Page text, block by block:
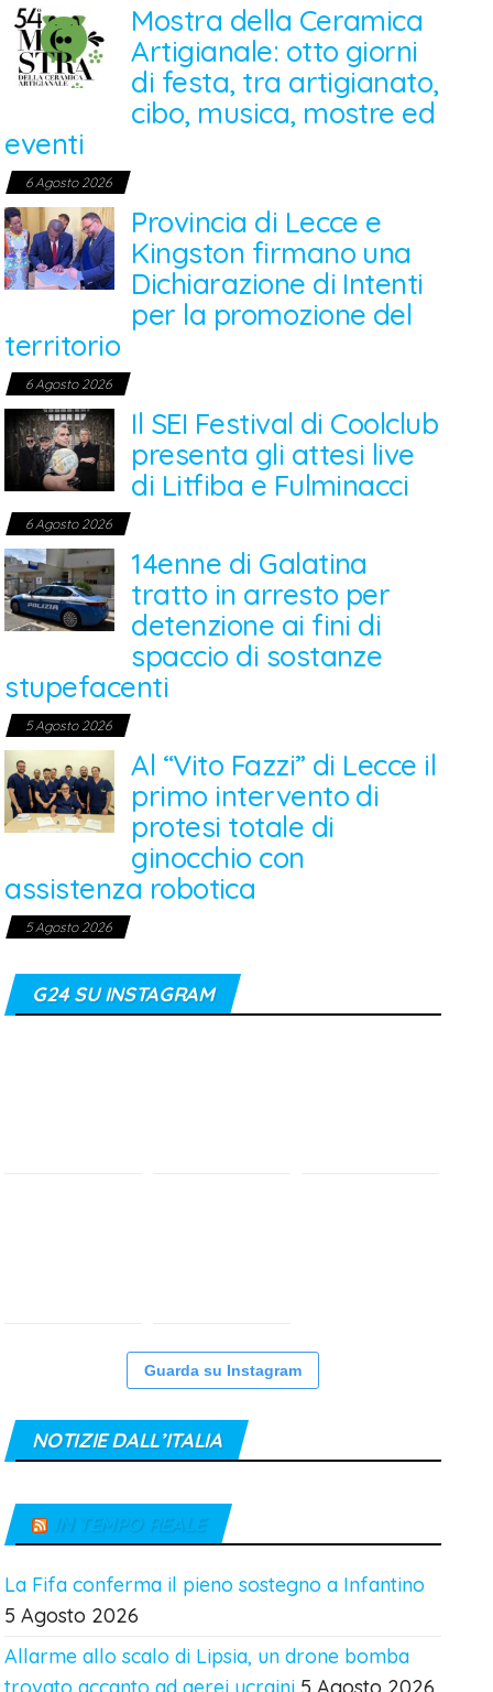
Mostra della Ceramica
Artigianale: otto giorni
di festa, tra artigianato,
cibo, musica, mostre ed
eventi
6 Agosto 2026
Provincia di Lecce e
Kingston firmano una
Dichiarazione di Intenti
per la promozione del
territorio
6 Agosto 2026
Il SEI Festival di Coolclub
presenta gli attesi live
di Litfiba e Fulminacci
6 Agosto 2026
14enne di Galatina
tratto in arresto per
detenzione ai fini di
spaccio di sostanze
stupefacenti
5 Agosto 2026
Al “Vito Fazzi” di Lecce il
primo intervento di
protesi totale di
ginocchio con
assistenza robotica
5 Agosto 2026
G24 SU INSTAGRAM
Guarda su Instagram
NOTIZIE DALL’ITALIA
IN TEMPO REALE
La Fifa conferma il pieno sostegno a Infantino
5 Agosto 2026
Allarme allo scalo di Lipsia, un drone bomba